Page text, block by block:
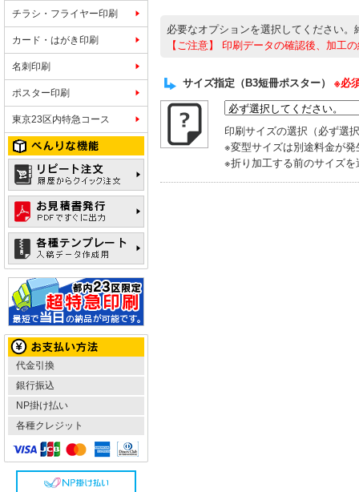
チラシ・フライヤー印刷
カード・はがき印刷
名刺印刷
ポスター印刷
東京23区内特急コース
代金引換
銀行振込
NP掛け払い
各種クレジット
必要なオプションを選択してください。
【ご注意】
印刷データの確認後、加工
サイズ指定（B3短冊ポスター） ※必
印刷サイズの選択（必ず選
※変型サイズは別途料金が
※折り加工する前のサイズ